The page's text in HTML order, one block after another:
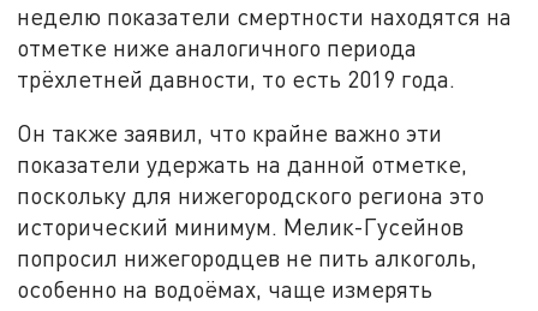
неделю показатели смертности находятся на
отметке ниже аналогичного периода
трёхлетней давности, то есть 2019 года.
Он также заявил, что крайне важно эти
показатели удержать на данной отметке,
поскольку для нижегородского региона это
исторический минимум. Мелик-Гусейнов
попросил нижегородцев не пить алкоголь,
особенно на водоёмах, чаще измерять